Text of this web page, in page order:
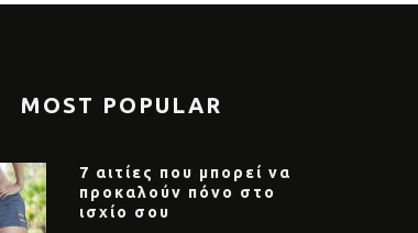
MOST POPULAR
7 αιτίες που μπορεί να
προκαλούν πόνο στο
ισχίο σου